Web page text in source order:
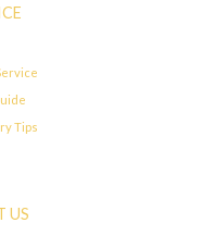
Tips
US